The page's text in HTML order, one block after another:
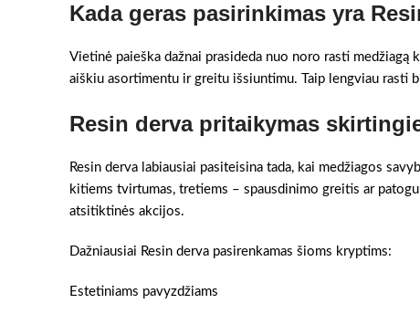
Kada geras pasirinkimas yra
Vietinė paieška dažnai prasideda nuo noro rasti
aiškiu asortimentu ir greitu išsiuntimu. Taip lengviau rasti
Resin derva pritaikymas
Resin derva labiausiai pasiteisina tada, kai medžiagos
kitiems tvirtumas, tretiems – spausdinimo greitis ar
atsitiktinės akcijos.
Dažniausiai Resin derva pasirenkamas šioms kryptims:
Estetiniams pavyzdžiams